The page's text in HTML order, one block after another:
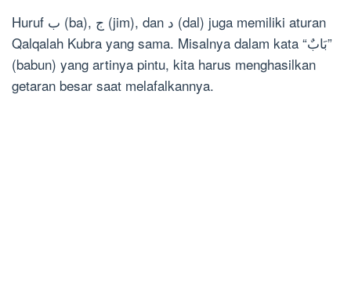
Huruf ب (ba), ج (jim), dan د (dal) juga memiliki aturan
Qalqalah Kubra yang sama. Misalnya dalam kata “بَابٌ”
(babun) yang artinya pintu, kita harus menghasilkan
getaran besar saat melafalkannya.